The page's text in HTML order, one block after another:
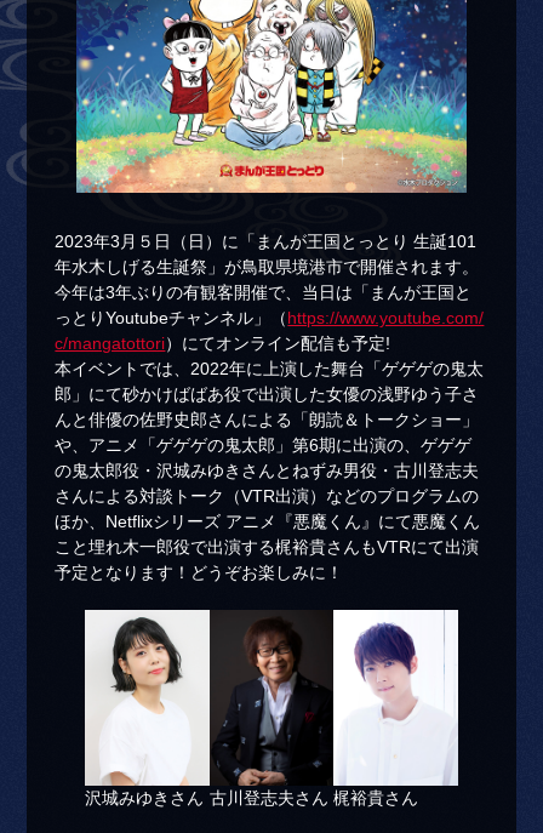
2023年3月５日（日）に「まんが王国とっとり 生誕101
年水木しげる生誕祭」が鳥取県境港市で開催されます。
今年は3年ぶりの有観客開催で、当日は「まんが王国と
っとりYoutubeチャンネル」（ https://www.youtube.com/
c/mangatottori）にてオンライン配信も予定!
本イベントでは、2022年に上演した舞台「ゲゲゲの鬼太
郎」にて砂かけばばあ役で出演した女優の浅野ゆう子さ
んと俳優の佐野史郎さんによる「朗読＆トークショー」
や、アニメ「ゲゲゲの鬼太郎」第6期に出演の、ゲゲゲ
の鬼太郎役・沢城みゆきさんとねずみ男役・古川登志夫
さんによる対談トーク（VTR出演）などのプログラムの
ほか、Netflixシリーズ アニメ『悪魔くん』にて悪魔くん
こと埋れ木一郎役で出演する梶裕貴さんもVTRにて出演
予定となります！どうぞお楽しみに！
沢城みゆきさん 古川登志夫さん 梶裕貴さん